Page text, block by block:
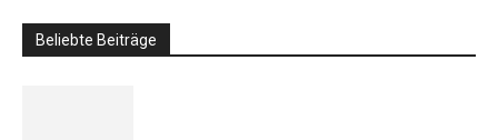
Beliebte Beiträge